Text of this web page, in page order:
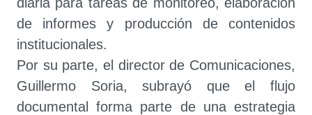
de informes y producción de contenidos
institucionales.
Por su parte, el director de Comunicaciones,
Guillermo Soria, subrayó que el flujo
documental forma parte de una estrategia